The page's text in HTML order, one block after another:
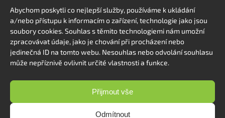
Abychom poskytli co nejlepší služby, používáme k ukládání
a/nebo přístupu k informacím o zařízení, technologie jako jsou
soubory cookies. Souhlas s těmito technologiemi nám umožní
zpracovávat údaje, jako je chování při procházení nebo
jedinečná ID na tomto webu. Nesouhlas nebo odvolání souhlasu
může nepříznivě ovlivnit určité vlastnosti a funkce.
Přijmout vše
Odmítnout
+420 778 222 800
O nás
Kontakt